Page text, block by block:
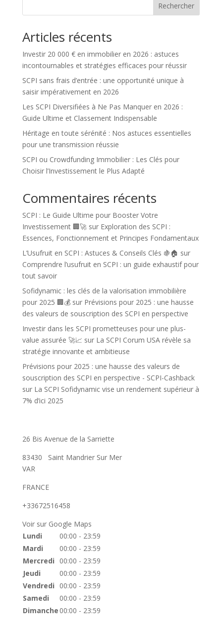
Rechercher
Articles récents
Investir 20 000 € en immobilier en 2026 : astuces
incontournables et stratégies efficaces pour réussir
SCPI sans frais d’entrée : une opportunité unique à
saisir impérativement en 2026
Les SCPI Diversifiées à Ne Pas Manquer en 2026 :
Guide Ultime et Classement Indispensable
Héritage en toute sérénité : Nos astuces essentielles
pour une transmission réussie
SCPI ou Crowdfunding Immobilier : Les Clés pour
Choisir l’Investissement le Plus Adapté
Commentaires récents
SCPI : Le Guide Ultime pour Booster Votre
Investissement 🏢🚀sur Exploration des SCPI :
Essences, Fonctionnement et Principes Fondamentaux
L’Usufruit en SCPI : Astuces & Conseils Clés 🍇🏠 sur
Comprendre l’usufruit en SCPI : un guide exhaustif pour
tout savoir
Sofidynamic : les clés de la valorisation immobilière
pour 2025 🏢💰sur Prévisions pour 2025 : une hausse
des valeurs de souscription des SCPI en perspective
Investir dans les SCPI prometteuses pour une plus-
value assurée 🚀📈 sur La SCPI Corum USA révèle sa
stratégie innovante et ambitieuse
Prévisions pour 2025 : une hausse des valeurs de
souscription des SCPI en perspective - SCPI-Cashback
sur La SCPI Sofidynamic vise un rendement supérieur à
7% d’ici 2025
26 Bis Avenue de la Sarriette
83430
Saint Mandrier Sur Mer
VAR
FRANCE
+33672516458
Voir sur Google Maps
Lundi
00:00 - 23:59
Mardi
00:00 - 23:59
Mercredi
00:00 - 23:59
Jeudi
00:00 - 23:59
Vendredi
00:00 - 23:59
Samedi
00:00 - 23:59
Dimanche 00:00 - 23:59